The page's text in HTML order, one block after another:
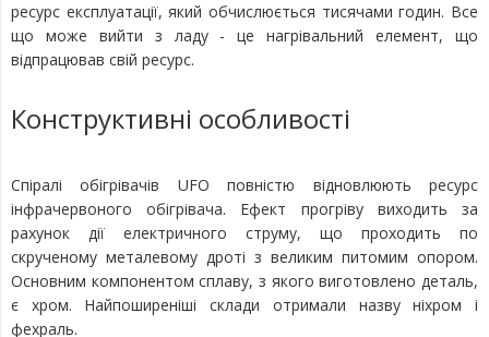
ресурс експлуатації, який обчислюється тисячами годин. Все
що може вийти з ладу - це нагрівальний елемент, що
відпрацював свій ресурс.
Конструктивні особливості
Спіралі обігрівачів UFO
повністю відновлюють ресурс
інфрачервоного обігрівача. Ефект прогріву виходить за
рахунок дії електричного струму, що проходить по
скрученому металевому дроті з великим питомим опором.
Основним компонентом сплаву, з якого виготовлено деталь,
є хром. Найпоширеніші склади отримали назву ніхром і
фехраль.